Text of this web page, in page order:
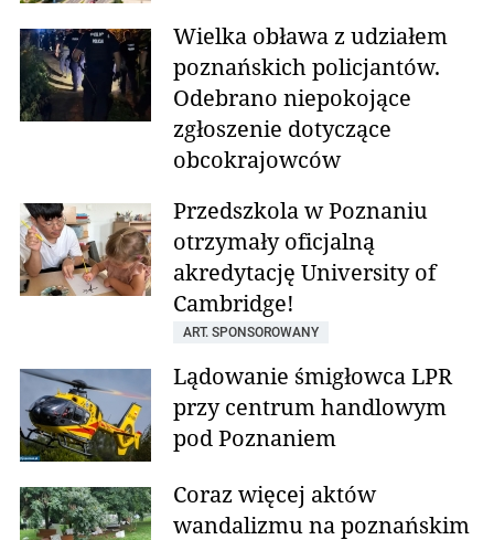
Wielka obława z udziałem
poznańskich policjantów.
Odebrano niepokojące
zgłoszenie dotyczące
obcokrajowców
Przedszkola w Poznaniu
otrzymały oficjalną
akredytację University of
Cambridge!
ART. SPONSOROWANY
Lądowanie śmigłowca LPR
przy centrum handlowym
pod Poznaniem
Coraz więcej aktów
wandalizmu na poznańskim